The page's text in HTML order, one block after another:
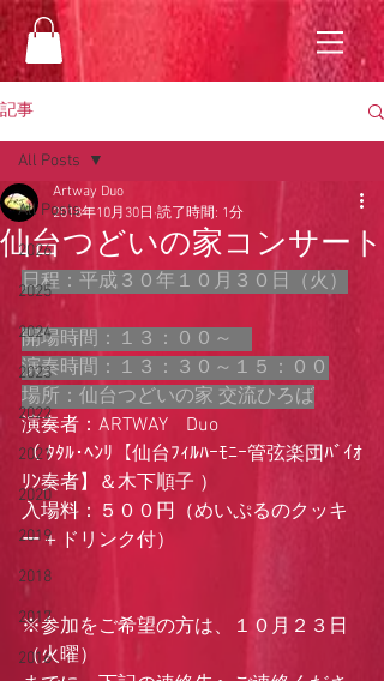
記事
All Posts
2026
2025
2024
2023
2022
2021
2020
2019
2018
2017
2016
All Posts
仙台つどいの家コンサート
Artway Duo
2018年10月30日 読了時間: 1分
日程：平成３０年１０月３０日（火）
開場時間：１３：００～
演奏時間：１３：３０～１５：００
場所：仙台つどいの家 交流ひろば
演奏者：ARTWAY　Duo
（ ﾀﾀﾙ･ﾍﾝﾘ【仙台ﾌｨﾙﾊｰﾓﾆｰ管弦楽団ﾊﾞｲｵ
ﾘﾝ奏者】＆木下順子 ）
入場料：５００円（めいぷるのクッキ
ー＋ドリンク付）
※参加をご希望の方は、１０月２３日
（火曜）